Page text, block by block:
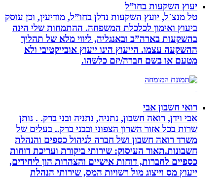
יעוץ השקעות בחו”ל
טל מנצ`ל, יועץ השקעות נדלן בחו”ל, מודיעין, וכן עוסק
ביעוץ ואימון לכלכלת המשפחה. ההתמחות שלי הינה
בהשקעות בארה”ב ובאנגליה, ליווי מלא של תהליך
ההשקעה עצמו. הייעוץ הינו ייעוץ אובייקטיבי ולא
מטעם או בשם חברה/יזם כלשהו.
רואי חשבון אבי
אבי וידן, רואה חשבון, נתניה, נתניה ובני ברק. . נותן
שרות בכל אזור השרון הצפוני ובבני ברק.. בעלים של
משרד רואה חשבון ושל חברה לניהול כספים והנהלת
חשבונות.תאור העיסוק: שירותי ביקורת ועריכת דוחות
כספיים לחברות, דוחות אישיים והצהרות הון ליחידים,
ייעוץ מס וייצוג מול רשויות המס, שירותי הנהלת